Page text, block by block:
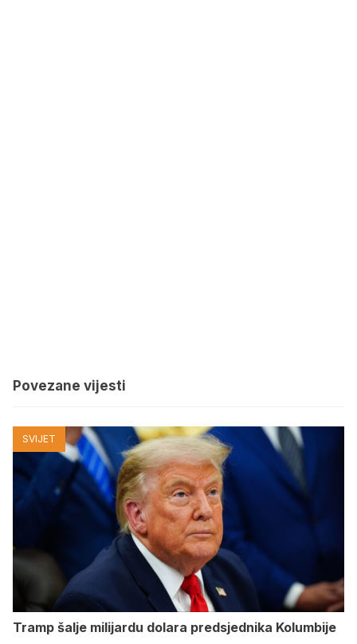
Povezane vijesti
SVIJET
Tramp šalje milijardu dolara predsjednika Kolumbije